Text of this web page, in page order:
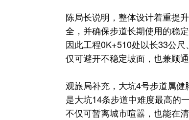
陈局长说明，整体设计着重提
全，并确保步道长期使用的稳
因此工程0K+510处以长33公
仅可避开不稳定坡面，也兼顾
观旅局补充，大坑4号步道属
是大坑14条步道中难度最高的
不仅可暂离城市喧嚣，也能在